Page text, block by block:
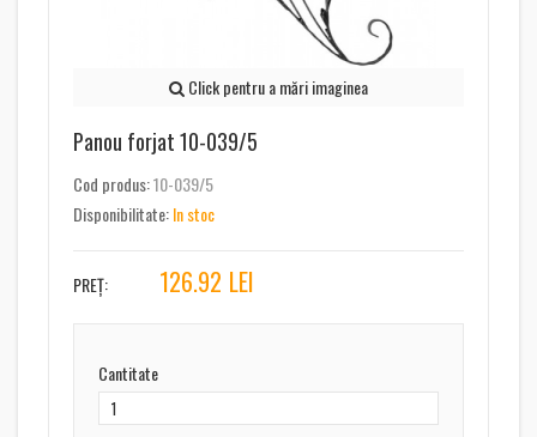
Click pentru a mări imaginea
Panou forjat 10-039/5
Cod produs:10-039/5
Disponibilitate:In stoc
PREȚ: 126.92 LEI
Cantitate